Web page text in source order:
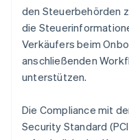
den Steuerbehörden
die
Verkäufers beim
anschließenden
unterstützen.
Die Compliance mit
Security Standard